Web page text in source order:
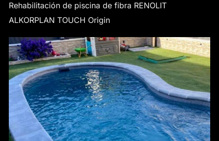
Rehabilitación de piscina de fibra RENOLIT
ALKORPLAN TOUCH Origin